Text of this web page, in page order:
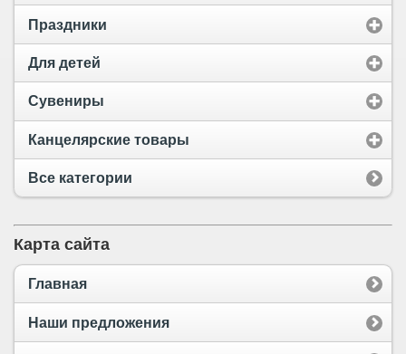
Праздники
Для детей
Сувениры
Канцелярские товары
Все категории
Карта сайта
Главная
Наши предложения